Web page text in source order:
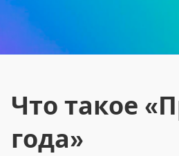
Что такое
года»